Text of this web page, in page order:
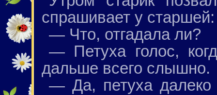
спрашивает у старшей:
— Что, отгадала ли?
— Петуха голос,
дальше всего слышно.
— Да, петуха